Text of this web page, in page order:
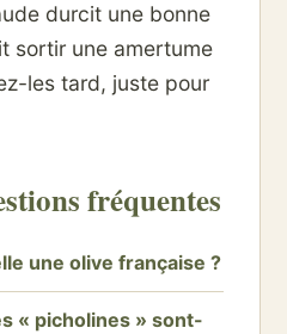
durcit une bonne
sortir une amertume
les tard, juste pour
fréquentes
une olive française ?
« picholines » sont-